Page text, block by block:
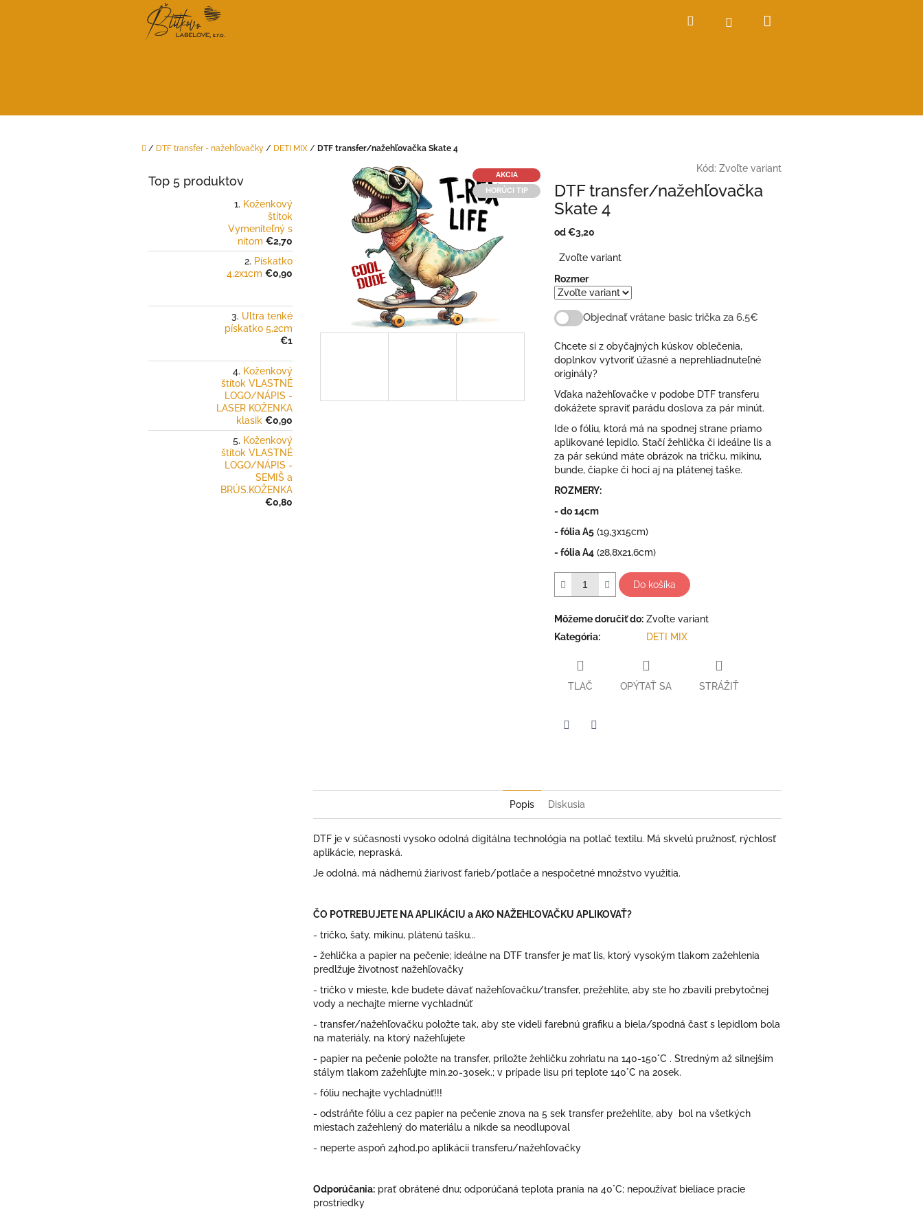
Hľadať Prihlásenie
Domov
/ DTF transfer - nažehľovačky / DETI MIX / DTF transfer/nažehľovačka Skate 4
Top 5 produktov
Koženkový
štítok
Vymeniteľný s
nitom €2,70
Pískatko
4,2x1cm €0,90
Ultra tenké
pískatko 5,2cm
€1
Koženkový
štítok VLASTNÉ
LOGO/NÁPIS -
LASER KOŽENKA
klasik €0,90
Koženkový
štítok VLASTNÉ
LOGO/NÁPIS -
SEMIŠ a
BRÚS.KOŽENKA
€0,80
AKCIA
HORÚCI TIP
Kód: Zvoľte variant
DTF transfer/nažehľovačka
Skate 4
od€3,20
cena:
Zvoľte variant
Rozmer
Objednať vrátane basic trička za 6.5€
Chcete si z obyčajných kúskov oblečenia,
doplnkov vytvoriť úžasné a neprehliadnuteľné
originály?
Vďaka nažehľovačke v podobe DTF transferu
dokážete spraviť parádu doslova za pár minút.
Ide o fóliu, ktorá má na spodnej strane priamo
aplikované lepidlo. Stačí žehlička či ideálne lis a
za pár sekúnd máte obrázok na tričku, mikinu,
bunde, čiapke či hoci aj na plátenej taške.
ROZMERY:
- do 14cm
- fólia A5 (19,3x15cm)
- fólia A4 (28,8x21,6cm)
Do košíka
Môžeme doručiť do: Zvoľte variant
Kategória: DETI MIX
TLAČ OPÝTAŤ SA STRÁŽIŤ
Popis Diskusia
DTF je v súčasnosti vysoko odolná digitálna technológia na potlač textilu. Má skvelú pružnosť, rýchlosť
aplikácie, nepraská.
Je odolná, má nádhernú žiarivosť farieb/potlače a nespočetné množstvo využitia.
ČO POTREBUJETE NA APLIKÁCIU a AKO NAŽEHĽOVAČKU APLIKOVAŤ?
- tričko, šaty, mikinu, plátenú tašku...
- žehlička a papier na pečenie; ideálne na DTF transfer je mať lis, ktorý vysokým tlakom zažehlenia
predlžuje životnosť nažehľovačky
- tričko v mieste, kde budete dávať nažehľovačku/transfer, prežehlite, aby ste ho zbavili prebytočnej
vody a nechajte mierne vychladnúť
- transfer/nažehľovačku položte tak, aby ste videli farebnú grafiku a biela/spodná časť s lepidlom bola
na materiály, na ktorý nažehľujete
- papier na pečenie položte na transfer, priložte žehličku zohriatu na 140-150°C . Stredným až silnejším
stálym tlakom zažehľujte min.20-30sek.; v prípade lisu pri teplote 140°C na 20sek.
- fóliu nechajte vychladnúť!!!
- odstráňte fóliu a cez papier na pečenie znova na 5 sek transfer prežehlite, aby bol na všetkých
miestach zažehlený do materiálu a nikde sa neodlupoval
- neperte aspoň 24hod.po aplikácii transferu/nažehľovačky
Odporúčania: prať obrátené dnu; odporúčaná teplota prania na 40°C; nepoužívať bieliace pracie
prostriedky